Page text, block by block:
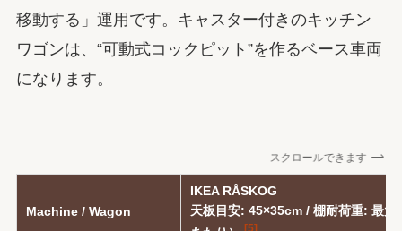
移動する」運用です。キャスター付きのキッチン
ワゴンは、“可動式コックピット”を作るベース車両
になります。
スクロールできます
Machine / Wagon
IKEA RÅSKOG
天板目安: 45×35cm / 棚耐荷重: 最大
[5]